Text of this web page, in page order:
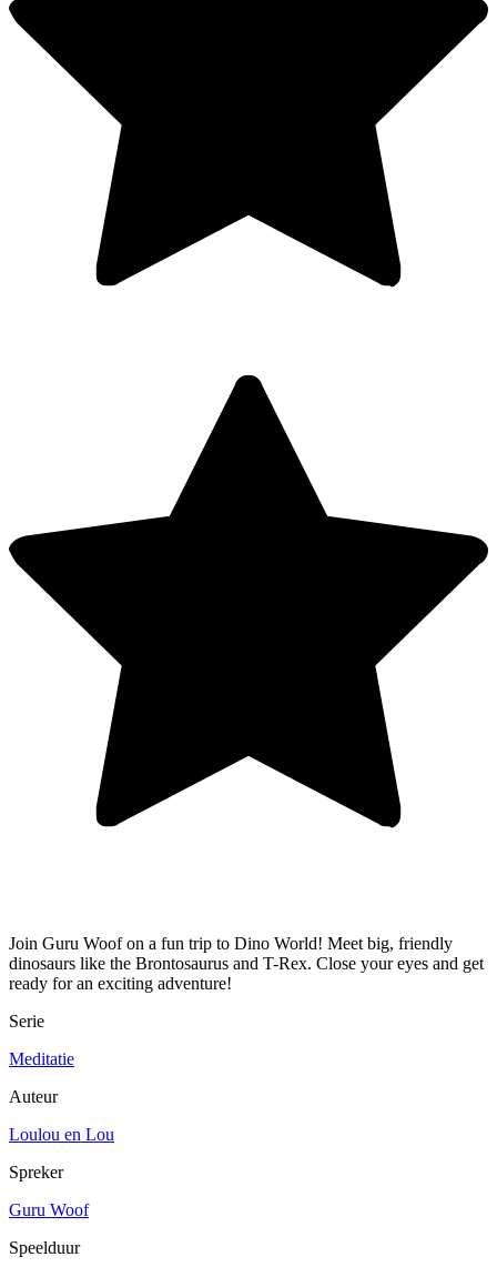
Join Guru Woof on a fun trip to Dino World! Meet big, friendly
dinosaurs like the Brontosaurus and T-Rex. Close your eyes and get
ready for an exciting adventure!
Serie
Meditatie
Auteur
Loulou en Lou
Spreker
Guru Woof
Speelduur